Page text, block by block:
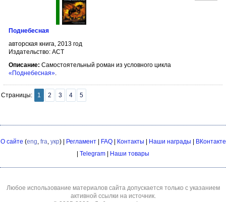
Поднебесная
авторская книга, 2013 год
Издательство: АСТ
Описание: Самостоятельный роман из условного цикла
«Поднебесная».
Страницы: 1 2 3 4 5
О сайте (eng, fra, укр) | Регламент| FAQ| Контакты Наши награды
ВКонтакте
Telegram Наши товары
Любое использование материалов сайта допускается только с указанием
активной ссылки на источник.